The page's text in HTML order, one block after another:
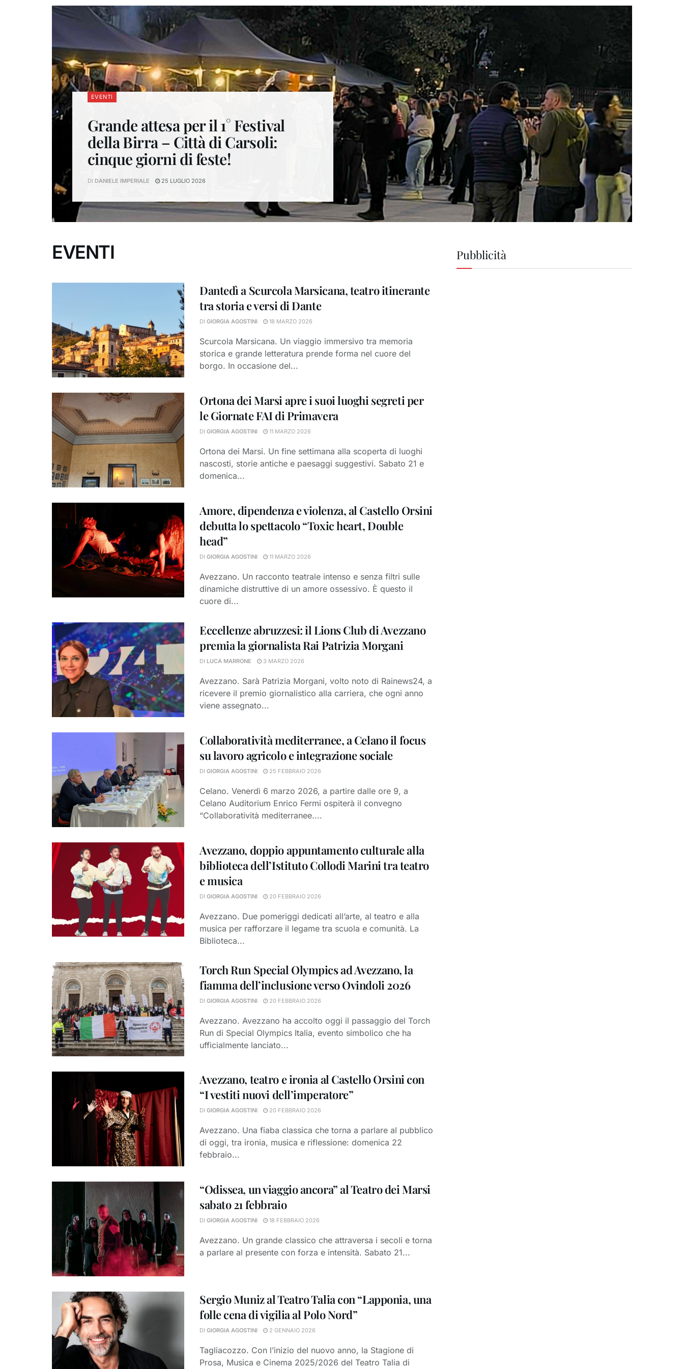
EVENTI
Grande attesa per il 1° Festival
della Birra – Città di Carsoli:
cinque giorni di feste!
DI DANIELE IMPERIALE 25 LUGLIO 2026
EVENTI
Dantedì a Scurcola Marsicana, teatro itinerante
tra storia e versi di Dante
DI GIORGIA AGOSTINI 18 MARZO 2026
Scurcola Marsicana. Un viaggio immersivo tra memoria
storica e grande letteratura prende forma nel cuore del
borgo. In occasione del...
Ortona dei Marsi apre i suoi luoghi segreti per
le Giornate FAI di Primavera
DI GIORGIA AGOSTINI 11 MARZO 2026
Ortona dei Marsi. Un fine settimana alla scoperta di luoghi
nascosti, storie antiche e paesaggi suggestivi. Sabato 21 e
domenica...
Amore, dipendenza e violenza, al Castello Orsini
debutta lo spettacolo “Toxic heart, Double
head”
DI GIORGIA AGOSTINI 11 MARZO 2026
Avezzano. Un racconto teatrale intenso e senza filtri sulle
dinamiche distruttive di un amore ossessivo. È questo il
cuore di...
Eccellenze abruzzesi: il Lions Club di Avezzano
premia la giornalista Rai Patrizia Morgani
DI LUCA MARRONE 3 MARZO 2026
Avezzano. Sarà Patrizia Morgani, volto noto di Rainews24, a
ricevere il premio giornalistico alla carriera, che ogni anno
viene assegnato...
Collaboratività mediterranee, a Celano il focus
su lavoro agricolo e integrazione sociale
DI GIORGIA AGOSTINI 25 FEBBRAIO 2026
Celano. Venerdì 6 marzo 2026, a partire dalle ore 9, a
Celano Auditorium Enrico Fermi ospiterà il convegno
“Collaboratività mediterranee....
Avezzano, doppio appuntamento culturale alla
biblioteca dell’Istituto Collodi Marini tra teatro
e musica
DI GIORGIA AGOSTINI 20 FEBBRAIO 2026
Avezzano. Due pomeriggi dedicati all’arte, al teatro e alla
musica per rafforzare il legame tra scuola e comunità. La
Biblioteca...
Torch Run Special Olympics ad Avezzano, la
fiamma dell’inclusione verso Ovindoli 2026
DI GIORGIA AGOSTINI 20 FEBBRAIO 2026
Avezzano. Avezzano ha accolto oggi il passaggio del Torch
Run di Special Olympics Italia, evento simbolico che ha
ufficialmente lanciato...
Avezzano, teatro e ironia al Castello Orsini con
“I vestiti nuovi dell’imperatore”
DI GIORGIA AGOSTINI 20 FEBBRAIO 2026
Avezzano. Una fiaba classica che torna a parlare al pubblico
di oggi, tra ironia, musica e riflessione: domenica 22
febbraio...
“Odissea, un viaggio ancora” al Teatro dei Marsi
sabato 21 febbraio
DI GIORGIA AGOSTINI 18 FEBBRAIO 2026
Avezzano. Un grande classico che attraversa i secoli e torna
a parlare al presente con forza e intensità. Sabato 21...
Sergio Muniz al Teatro Talia con “Lapponia, una
folle cena di vigilia al Polo Nord”
DI GIORGIA AGOSTINI 2 GENNAIO 2026
Tagliacozzo. Con l’inizio del nuovo anno, la Stagione di
Prosa, Musica e Cinema 2025/2026 del Teatro Talia di
Pubblicità